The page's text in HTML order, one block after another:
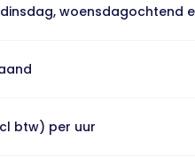
woensdagochtend
btw) per uur